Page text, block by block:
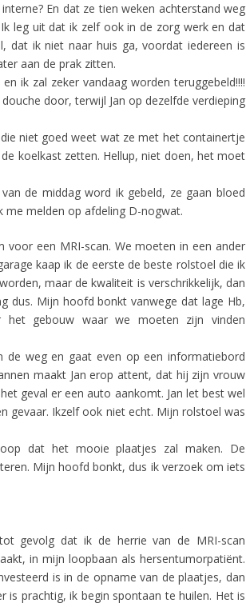
En dat ze tien weken achterstand weg
leg uit dat ik zelf ook in de zorg werk en dat
dat ik niet naar huis ga, voordat iedereen is
aan de prak zitten.
ik zal zeker vandaag worden teruggebeld!!!!
door, terwijl Jan op dezelfde verdieping
niet goed weet wat ze met het containertje
koelkast zetten. Hellup, niet doen, het moet
de middag word ik gebeld, ze gaan bloed
melden op afdeling D-nogwat.
een MRI-scan. We moeten in een ander
kaap ik de eerste de beste rolstoel die ik
maar de kwaliteit is verschrikkelijk, dan
dus. Mijn hoofd bonkt vanwege dat lage Hb,
gebouw waar we moeten zijn vinden
de weg en gaat even op een informatiebord
maakt Jan erop attent, dat hij zijn vrouw
geval er een auto aankomt. Jan let best wel
gevaar. Ikzelf ook niet echt. Mijn rolstoel was
dat het mooie plaatjes zal maken. De
Mijn hoofd bonkt, dus ik verzoek om iets
gevolg dat ik de herrie van de MRI-scan
in mijn loopbaan als hersentumorpatiënt.
is in de opname van de plaatjes, dan
prachtig, ik begin spontaan te huilen. Het is